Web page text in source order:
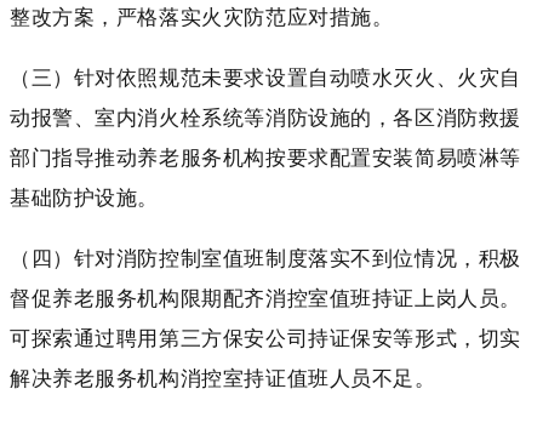
整改方案，严格落实火灾防范应对措施。
（三）针对依照规范未要求设置自动喷水灭火、火灾自
动报警、室内消火栓系统等消防设施的，各区消防救援
部门指导推动养老服务机构按要求配置安装简易喷淋等
基础防护设施。
（四）针对消防控制室值班制度落实不到位情况，积极
督促养老服务机构限期配齐消控室值班持证上岗人员。
可探索通过聘用第三方保安公司持证保安等形式，切实
解决养老服务机构消控室持证值班人员不足。